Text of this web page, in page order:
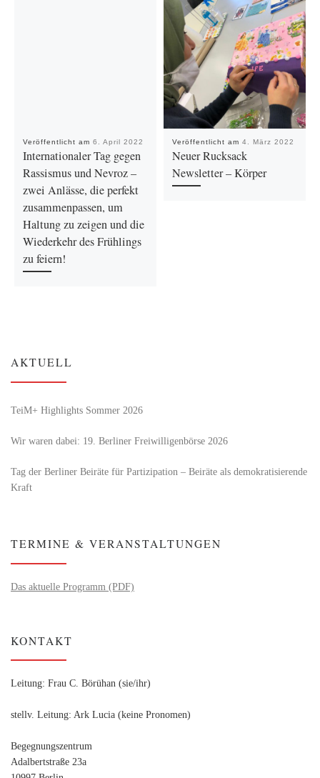
Veröffentlicht am 6. April 2022
Internationaler Tag gegen
Rassismus und Nevroz –
zwei Anlässe, die perfekt
zusammenpassen, um
Haltung zu zeigen und die
Wiederkehr des Frühlings
zu feiern!
Veröffentlicht am 4. März 2022
Neuer Rucksack
Newsletter – Körper
AKTUELL
TeiM+ Highlights Sommer 2026
Wir waren dabei: 19. Berliner Freiwilligenbörse 2026
Tag der Berliner Beiräte für Partizipation – Beiräte als demokratisierende
Kraft
TERMINE & VERANSTALTUNGEN
Das aktuelle Programm (PDF)
KONTAKT
Leitung: Frau C. Börühan (sie/ihr)
stellv. Leitung: Ark Lucia (keine Pronomen)
Begegnungszentrum
Adalbertstraße 23a